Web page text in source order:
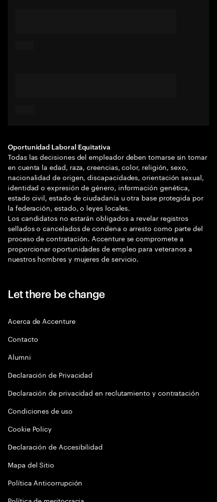
Oportunidad Laboral Equitativa
Todas las decisiones del empleador deben tomarse sin tomar
en cuenta la edad, raza, creencias, color, religión, sexo,
nacionalidad de origen, discapacidades, orientación sexual,
identidad o expresión de género, información genética,
estado civil, estado de ciudadanía u otra base protegida por
la federación, estado, o leyes locales.
Los candidatos no estarán obligados a revelar registros
sellados o cancelados de condena o arresto como parte del
proceso de contratación. Accenture se compromete a
proporcionar oportunidades de empleo para veteranos a
nuestros hombres y mujeres de servicio.
Let there be change
Acerca de Accenture
Contacto
Alumni
Declaración de Privacidad
Declaración de privacidad en reclutamiento y contratación
Condiciones de uso
Cookie Policy
Declaración de Accesibilidad
Mapa del Sitio
Política Anticorrupción